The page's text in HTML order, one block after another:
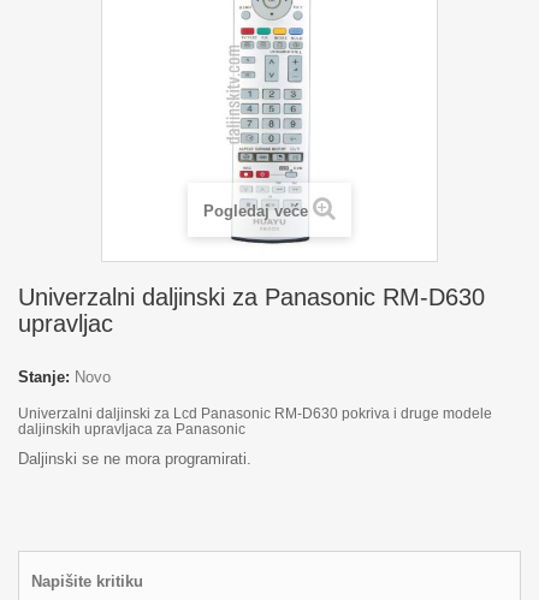
Pogledaj veće
Univerzalni daljinski za Panasonic RM-D630
upravljac
Stanje: Novo
Univerzalni daljinski za Lcd Panasonic RM-D630 pokriva i druge modele
daljinskih upravljaca za Panasonic
Daljinski se ne mora programirati.
Napišite kritiku